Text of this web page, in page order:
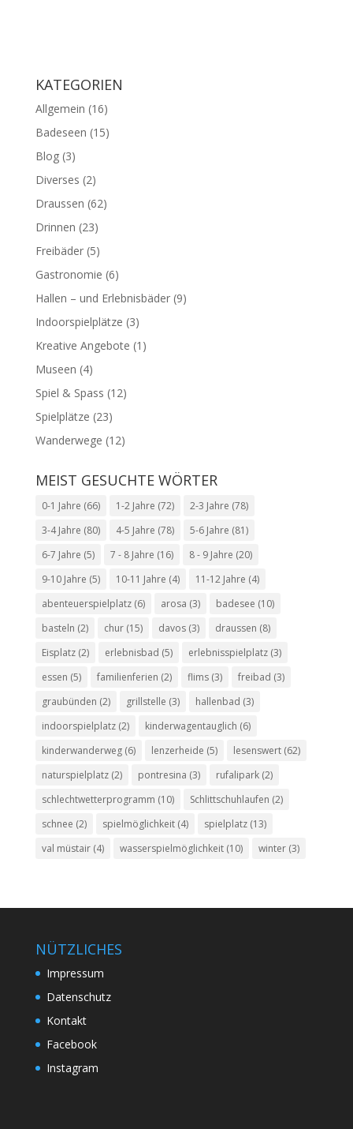
KATEGORIEN
Allgemein (16)
Badeseen (15)
Blog(3)
Diverses (2)
Draussen (62)
Drinnen (23)
Freibäder(5)
Gastronomie (6)
Hallen – und Erlebnisbäder(9)
Indoorspielplätze (3)
Kreative Angebote (1)
Museen (4)
Spiel & Spass (12)
Spielplätze (23)
Wanderwege (12)
MEIST GESUCHTE WÖRTER
0-1 Jahre (66) 1-2 Jahre (72) 2-3 Jahre (78)
3-4 Jahre (80) 4-5 Jahre (78) 5-6 Jahre (81)
6-7 Jahre (5) 7 - 8 Jahre (16) 8 - 9 Jahre (20)
9-10 Jahre (5) 10-11 Jahre (4) 11-12 Jahre (4)
abenteuerspielplatz(6) arosa (3) badesee (10)
basteln (2) chur(15) davos(3) draussen (8)
Eisplatz(2) erlebnisbad (5) erlebnisspielplatz(3)
essen (5) familienferien (2) flims(3) freibad (3)
graubünden (2) grillstelle (3) hallenbad (3)
indoorspielplatz(2) kinderwagentauglich (6)
kinderwanderweg(6) lenzerheide (5) lesenswert(62)
naturspielplatz(2) pontresina (3) rufalipark(2)
schlechtwetterprogramm (10) Schlittschuhlaufen (2)
schnee (2) spielmöglichkeit(4) spielplatz(13)
val müstair(4) wasserspielmöglichkeit(10) winter(3)
NÜTZLICHES
Impressum
Datenschutz
Kontakt
Facebook
Instagram